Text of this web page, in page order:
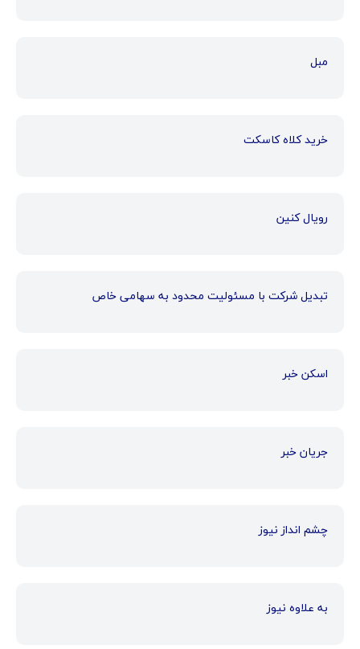
مبل
خرید کلاه کاسکت
رویال کنین
تبدیل شرکت با مسئولیت محدود به سهامی خاص
اسکن خبر
جریان خبر
چشم انداز نیوز
به علاوه نیوز